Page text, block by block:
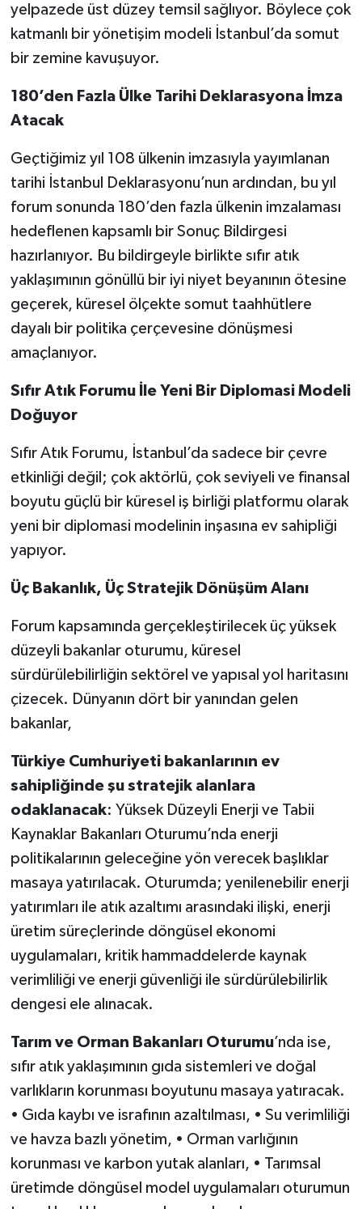
yelpazede üst düzey temsil sağlıyor. Böylece çok
katmanlı bir yönetişim modeli İstanbul’da somut
bir zemine kavuşuyor.
180’den Fazla Ülke Tarihi Deklarasyona İmza
Atacak
Geçtiğimiz yıl 108 ülkenin imzasıyla yayımlanan
tarihi İstanbul Deklarasyonu’nun ardından, bu yıl
forum sonunda 180’den fazla ülkenin imzalaması
hedeflenen kapsamlı bir Sonuç Bildirgesi
hazırlanıyor. Bu bildirgeyle birlikte sıfır atık
yaklaşımının gönüllü bir iyi niyet beyanının ötesine
geçerek, küresel ölçekte somut taahhütlere
dayalı bir politika çerçevesine dönüşmesi
amaçlanıyor.
Sıfır Atık Forumu İle Yeni Bir Diplomasi Modeli
Doğuyor
Sıfır Atık Forumu, İstanbul’da sadece bir çevre
etkinliği değil; çok aktörlü, çok seviyeli ve finansal
boyutu güçlü bir küresel iş birliği platformu olarak
yeni bir diplomasi modelinin inşasına ev sahipliği
yapıyor.
Üç Bakanlık, Üç Stratejik Dönüşüm Alanı
Forum kapsamında gerçekleştirilecek üç yüksek
düzeyli bakanlar oturumu, küresel
sürdürülebilirliğin sektörel ve yapısal yol haritasını
çizecek. Dünyanın dört bir yanından gelen
bakanlar,
Türkiye Cumhuriyeti bakanlarının ev
sahipliğinde şu stratejik alanlara
odaklanacak: Yüksek Düzeyli Enerji ve Tabii
Kaynaklar Bakanları Oturumu’nda enerji
politikalarının geleceğine yön verecek başlıklar
masaya yatırılacak. Oturumda; yenilenebilir enerji
yatırımları ile atık azaltımı arasındaki ilişki, enerji
üretim süreçlerinde döngüsel ekonomi
uygulamaları, kritik hammaddelerde kaynak
verimliliği ve enerji güvenliği ile sürdürülebilirlik
dengesi ele alınacak.
Tarım ve Orman Bakanları Oturumu’nda ise,
sıfır atık yaklaşımının gıda sistemleri ve doğal
varlıkların korunması boyutunu masaya yatıracak.
• Gıda kaybı ve israfının azaltılması, • Su verimliliği
ve havza bazlı yönetim, • Orman varlığının
korunması ve karbon yutak alanları, • Tarımsal
üretimde döngüsel model uygulamaları oturumun